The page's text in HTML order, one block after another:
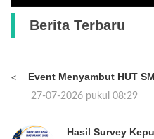
Berita Terbaru
< Event Menyambut HUT
27-07-2026 pukul 08:29
Hasil Survey